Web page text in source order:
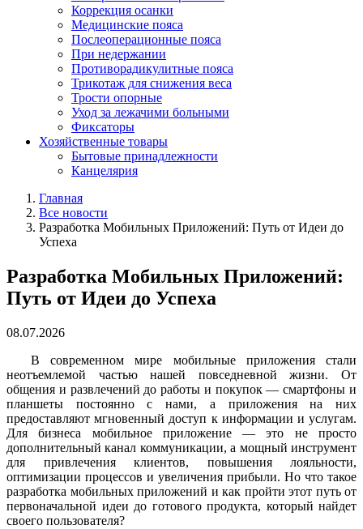
Коррекция осанки
Медицинские пояса
Послеоперационные пояса
При недержании
Противорадикулитные пояса
Трикотаж для снижения веса
Трости опорные
Уход за лежачими больными
Фиксаторы
Хозяйственные товары
Бытовые принадлежности
Канцелярия
Главная
Все новости
Разработка Мобильных Приложений: Путь от Идеи до
Успеха
Разработка Мобильных Приложений:
Путь от Идеи до Успеха
08.07.2026
В современном мире мобильные приложения стали
неотъемлемой частью нашей повседневной жизни. От
общения и развлечений до работы и покупок — смартфоны и
планшеты постоянно с нами, а приложения на них
предоставляют мгновенный доступ к информации и услугам.
Для бизнеса мобильное приложение — это не просто
дополнительный канал коммуникации, а мощный инструмент
для привлечения клиентов, повышения лояльности,
оптимизации процессов и увеличения прибыли. Но что такое
разработка мобильных приложений и как пройти этот путь от
первоначальной идеи до готового продукта, который найдет
своего пользователя?